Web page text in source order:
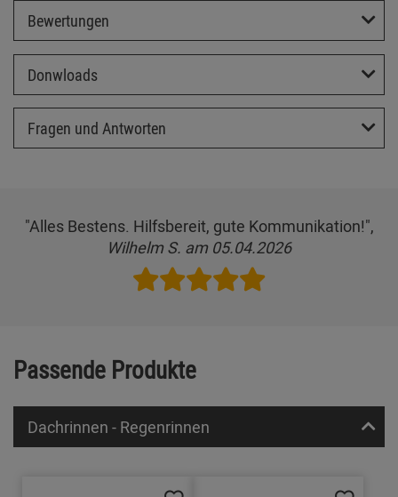
Bewertungen
Donwloads
Fragen und Antworten
"Alles Bestens. Hilfsbereit, gute Kommunikation!",
Wilhelm S. am 05.04.2026
Passende Produkte
Dachrinnen - Regenrinnen